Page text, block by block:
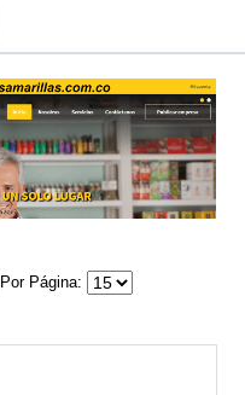
Por Página